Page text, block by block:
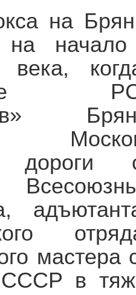
на
на
века,
дороги
мастера
в